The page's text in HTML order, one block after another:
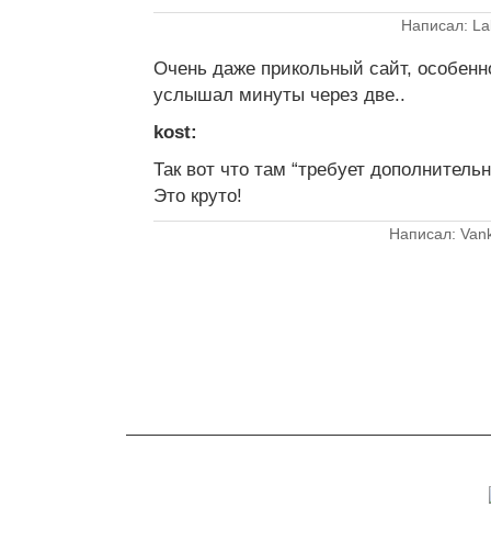
Написал:
Очень даже прикольный сайт,
услышал минуты через две..
kost:
Так вот что там “требует
Это круто!
Написал: